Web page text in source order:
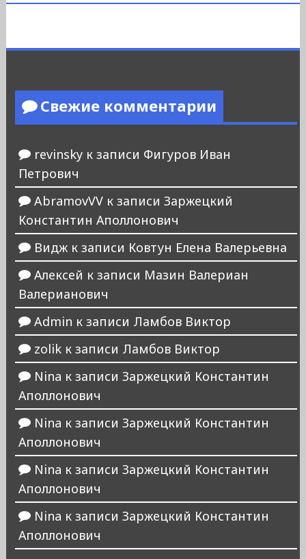
Свежие комментарии
revinskyк записи Фигуров Иван
Петрович
AbramovVVк записи Заржецкий
Константин Аполлонович
Виджк записи Ковтун Елена Валерьевна
Алексей к записи Мазин Валериан
Валерианович
Admin к записи Ламбов Виктор
zolikк записи Ламбов Виктор
Nina к записи Заржецкий Константин
Аполлонович
Nina к записи Заржецкий Константин
Аполлонович
Nina к записи Заржецкий Константин
Аполлонович
Nina к записи Заржецкий Константин
Аполлонович